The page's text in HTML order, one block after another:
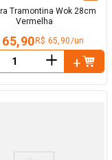
Tramontina Wok 28cm
Vermelha
65,90 R$ 65,90/un
＋